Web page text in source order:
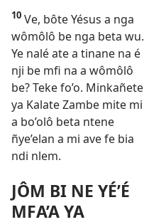
10 Ve, bôte Yésus a nga
wômôlô be nga beta wu.
Ye nalé ate a tinane na é
nji be mfi na a wômôlô
be? Teke fo’o. Minkañete
ya Kalate Zambe mite mi
a bo’olô beta ntene
ñye’elan a mi ave fe bia
ndi nlem.
JÔM BI NE YÉ’É
MFA’A YA